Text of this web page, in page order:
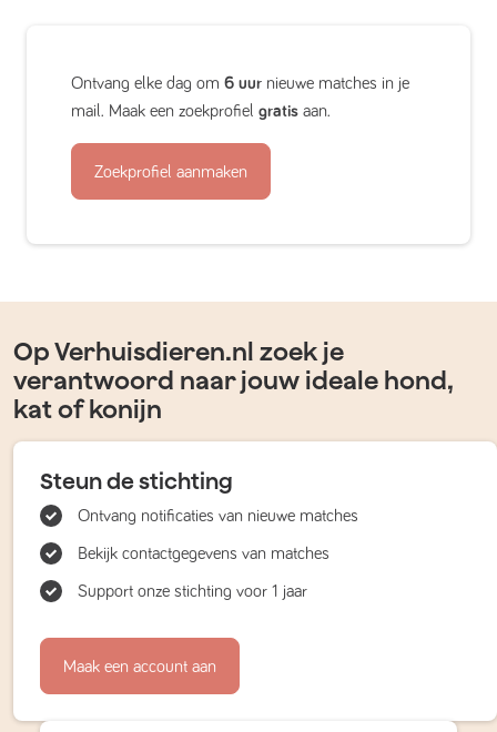
Ontvang elke dag om 6 uur nieuwe matches in je
mail. Maak een zoekprofiel gratis aan.
Zoekprofiel aanmaken
Op Verhuisdieren.nl zoek je
verantwoord naar jouw ideale hond,
kat of konijn
Steun de stichting
Ontvang notificaties van nieuwe matches
Bekijk contactgegevens van matches
Support onze stichting voor 1 jaar
Maak een account aan